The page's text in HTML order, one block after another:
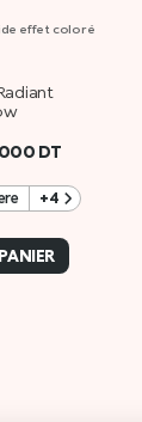
effet coloré
DT
+4